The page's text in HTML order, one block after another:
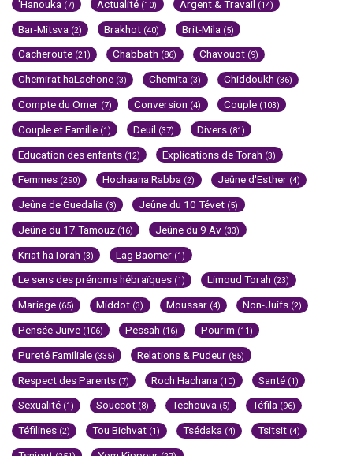
'Hanouka (7) Actualité (10) Argent & Travail (14)
Bar-Mitsva (2) Brakhot (40) Brit-Mila (5)
Cacheroute (21) Chabbath (86) Chavouot (9)
Chemirat haLachone (3) Chemita (3) Chiddoukh (36)
Compte du Omer (7) Conversion (4) Couple (103)
Couple et Famille (1) Deuil (37) Divers (81)
Education des enfants (12) Explications de Torah (3)
Femmes (290) Hochaana Rabba (2) Jeûne d'Esther (4)
Jeûne de Guedalia (3) Jeûne du 10 Tévet (5)
Jeûne du 17 Tamouz (16) Jeûne du 9 Av (33)
Kriat haTorah (3) Lag Baomer (1)
Le sens des prénoms hébraïques (1) Limoud Torah (23)
Mariage (65) Middot (3) Moussar (4) Non-Juifs (2)
Pensée Juive (106) Pessah (16) Pourim (11)
Pureté Familiale (335) Relations & Pudeur (85)
Respect des Parents (7) Roch Hachana (10) Santé (1)
Sexualité (1) Souccot (8) Techouva (5) Téfila (96)
Téfilines (2) Tou Bichvat (1) Tsédaka (4) Tsitsit (4)